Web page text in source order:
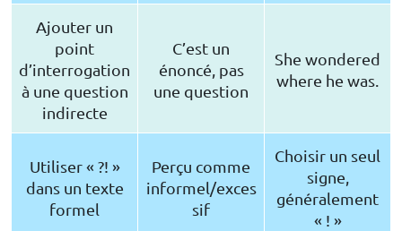
Ajouter un
point
d’interrogation
à une question
indirecte
C’est un
énoncé, pas
une question
She wondered
where he was.
Utiliser « ?! »
dans un texte
formel
Perçu comme
informel/exces
sif
Choisir un seul
signe,
généralement
« ! »